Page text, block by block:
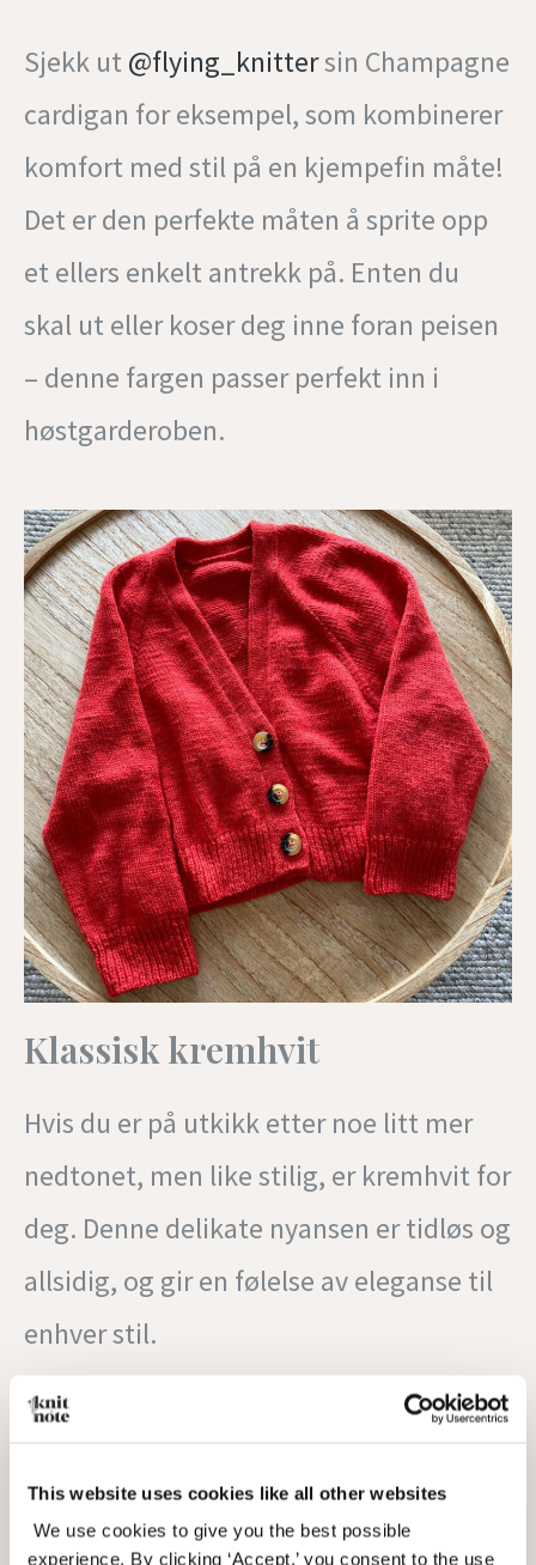
This website uses cookies like all other websites
We use cookies to give you the best possible
experience. By clicking ‘Accept,’ you consent to the use
Sjekk ut @flying_knittersin Champagne
cardigan for eksempel, som kombinerer
komfort med stil på en kjempefin måte!
Det er den perfekte måten å sprite opp
et ellers enkelt antrekk på. Enten du
skal ut eller koser deg inne foran peisen
– denne fargen passer perfekt inn i
høstgarderoben.
Klassisk kremhvit
Hvis du er på utkikk etter noe litt mer
nedtonet, men like stilig, er kremhvit for
deg. Denne delikate nyansen er tidløs og
allsidig, og gir en følelse av eleganse til
enhver stil.
Se på denne kremhvite sweater no. 9
bare stilig, men også så komfortabel.